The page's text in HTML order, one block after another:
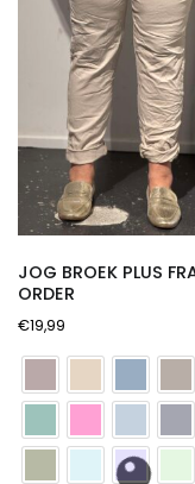
JOG BROEK PLUS
ORDER
€19,99